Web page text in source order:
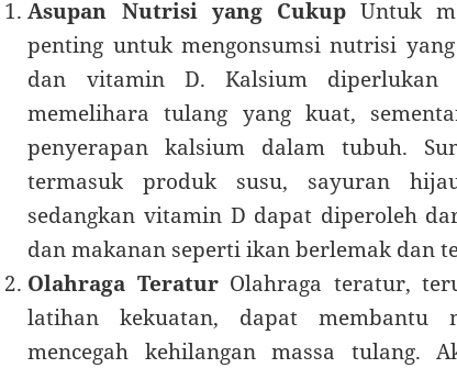
Asupan Nutrisi yang Cukup Untuk
penting untuk mengonsumsi nutrisi
dan vitamin D. Kalsium diperlukan
memelihara tulang yang kuat,
penyerapan kalsium dalam tubuh.
termasuk produk susu, sayuran
sedangkan vitamin D dapat diperoleh
dan makanan seperti ikan berlemak dan
Olahraga TeraturOlahraga teratur,
latihan kekuatan, dapat membantu
mencegah kehilangan massa tulang.